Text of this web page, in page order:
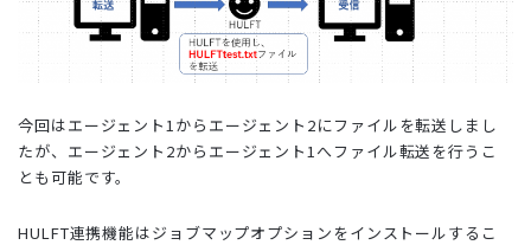
今回はエージェント1からエージェント2にファイルを転送しまし
たが、エージェント2からエージェント1へファイル転送を行うこ
とも可能です。
HULFT連携機能はジョブマップオプションをインストールするこ